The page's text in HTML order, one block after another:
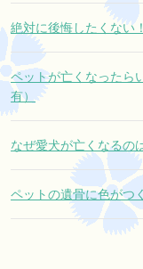
絶対に後悔したくない
ペットが亡くなったら
有）
なぜ愛犬が亡くなるの
ペットの遺骨に色がつ